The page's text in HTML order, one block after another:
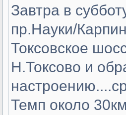
Завтра в
пр.Науки/
Токсовское
Н.Токсово и
Темп около